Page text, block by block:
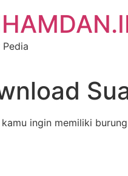
ingin memiliki